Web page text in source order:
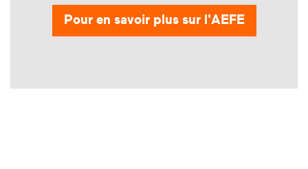
Pour en savoir plus sur l'AEFE